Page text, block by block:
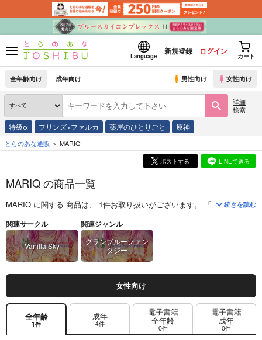
Language
新規登録 ログイン
カート
全年齢向け 成年向け 男性向け 女性向け
詳細
検索
特級α フリンズ×ファルカ 薬屋のひとりごと 原神
とらのあな通販 MARIQ
ポストする LINEで送る
MARIQ の商品一覧
MARIQ に関する 商品は、 1件お取り扱いがございます。 「 ことのはをふ
続きを読む
関連サークル
Vanilla Sky
関連ジャンル
グランブルーファン
タジー
女性向け
全年齢
1件
成年
4件
電子書籍
全年齢
0件
電子書籍
成年
0件